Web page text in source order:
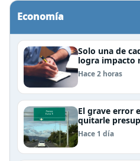
Economía
Solo una de
logra impacto
inversión,
Mundial
Hace 2 horas
El grave error
quitarle
infraestructura
Hace 1 día